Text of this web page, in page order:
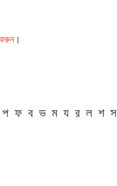
।
প ফ ব ভ ম য র ল শ স